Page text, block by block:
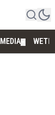
MEDIA